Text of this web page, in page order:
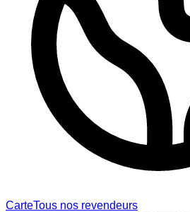
CarteTous nos revendeurs